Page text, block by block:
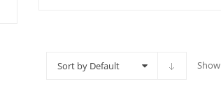
Sort by Default Show